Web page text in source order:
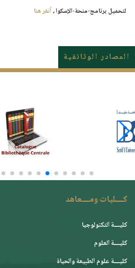
لتحميل برنامج-منحة-الإسكوا ،أنقر هنا
المصادر الوثائقية
كــــليات ومــــعاهد
كليــــة التكنولوجيا
كليــــة العلوم
كليــــة علوم الطبيعة والحياة